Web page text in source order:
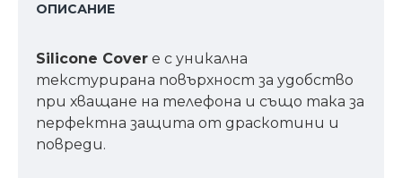
ОПИСАНИЕ
Silicone Cover е с уникална
текстурирана повърхност за удобство
при хващане на телефона и също така за
перфектна защита от драскотини и
повреди.